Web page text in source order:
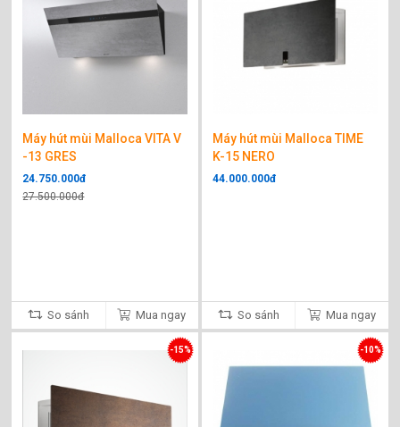
Máy hút mùi Malloca VITA V
-13 GRES
24.750.000đ
27.500.000đ
So sánh Mua ngay
Máy hút mùi Malloca TIME
K-15 NERO
44.000.000đ
So sánh Mua ngay
-15% -10%